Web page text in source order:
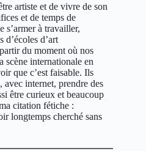
artiste et de vivre de son
et de temps de
s’armer à travailler,
d’écoles d’art
du moment où nos
scène internationale en
que c’est faisable. Ils
avec internet, prendre des
être curieux et beaucoup
citation fétiche :
longtemps cherché sans